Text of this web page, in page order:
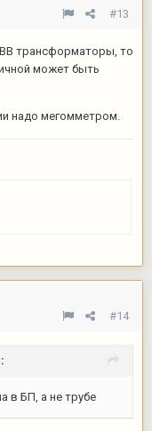
#13
трансформаторы, то
может быть
надо мегомметром.
#14
в БП, а не трубе